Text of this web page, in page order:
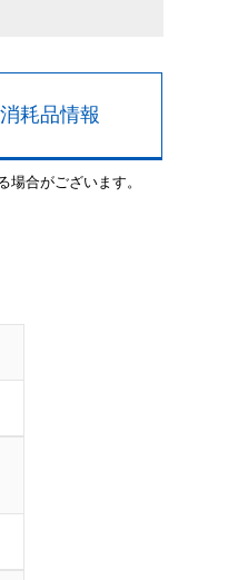
消耗品情報
場合がございます。